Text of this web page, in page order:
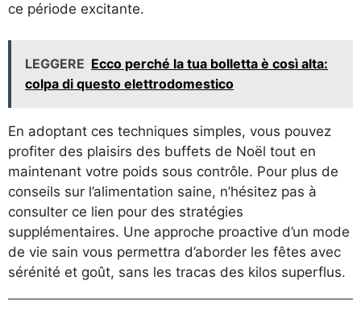
ce période excitante.
LEGGERE Ecco perché la tua bolletta è così alta:
colpa di questo elettrodomestico
En adoptant ces techniques simples, vous pouvez
profiter des plaisirs des buffets de Noël tout en
maintenant votre poids sous contrôle. Pour plus de
conseils sur l’alimentation saine, n’hésitez pas à
consulter ce lien pour des stratégies
supplémentaires. Une approche proactive d’un mode
de vie sain vous permettra d’aborder les fêtes avec
sérénité et goût, sans les tracas des kilos superflus.